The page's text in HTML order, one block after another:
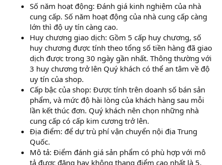
Số năm hoạt động: Đánh giá kinh nghiệm của nhà
cung cấp. Số năm hoạt động của nhà cung cấp càng
lớn thì độ uy tín càng cao.
Huy chương giao dịch: Gồm 5 cấp huy chương, số
huy chương được tính theo tổng số tiền hàng đã giao
dịch được trong 30 ngày gần nhất. Thông thường với
3 huy chương trở lên Quý khách có thể an tâm về độ
uy tín của shop.
Cấp bậc của shop: Được tính trên doanh số bán sản
phẩm, và mức độ hài lòng của khách hàng sau mỗi
lần kết thúc đơn. Quý khách nên chọn những nhà
cung cấp có cấp kim cương trở lên.
Địa điểm: để dự trù phí vận chuyển nội địa Trung
Quốc.
Mô tả: Điểm đánh giá sản phẩm có phù hợp với mô
tả được đăng hay không thang điểm cao nhất là 5.